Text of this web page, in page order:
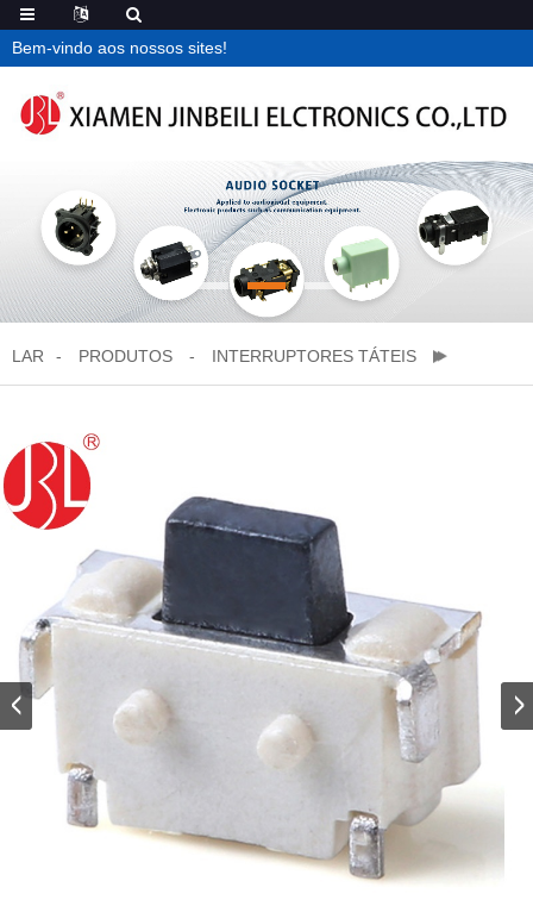
Bem-vindo aos nossos sites!
LAR PRODUTOS INTERRUPTORES TÁTEIS